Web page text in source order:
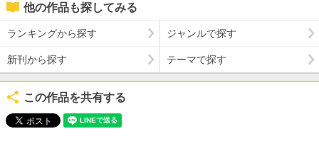
他の作品も探してみる
ランキングから探す ジャンルで探す
新刊から探す テーマで探す
この作品を共有する